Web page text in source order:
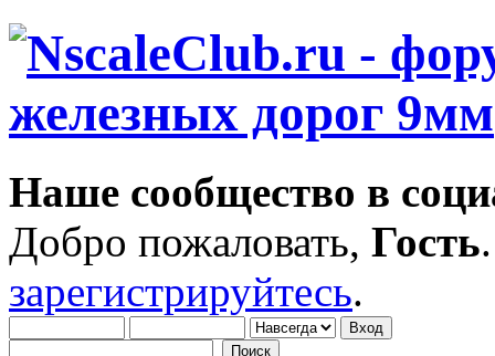
Наше сообщество в
Добро пожаловать, Гость
зарегистрируйтесь.